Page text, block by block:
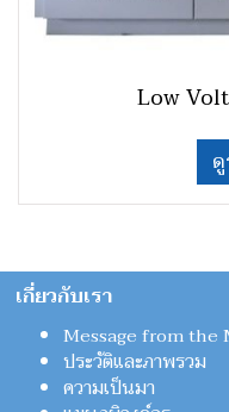
Low
เกี่ยวกับเรา
Message from the
ประวัติและภาพรวม
ความเป็นมา